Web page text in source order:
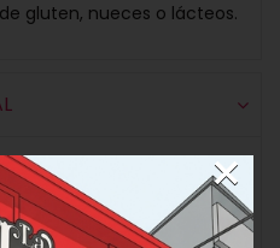
gluten, nueces o lácteos.
g, 360 g, 540 g, 720 g,
g
×